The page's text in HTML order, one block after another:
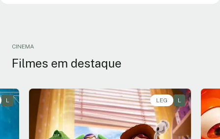
CINEMA
Filmes em destaque
L LEG L
Animação, Aventura, Comédia • • 1h40